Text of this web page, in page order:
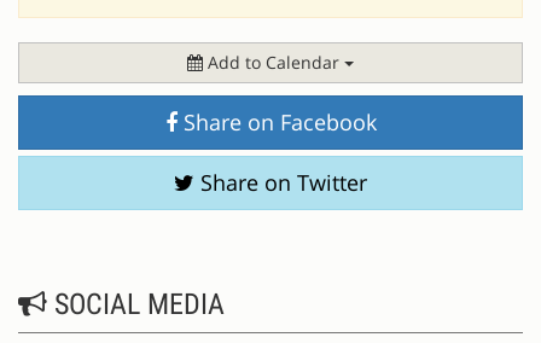
Add to Calendar
Share on Facebook
Share on Twitter
SOCIAL MEDIA